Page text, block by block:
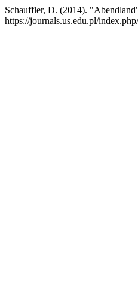
Schauffler, D. (2014).
https://journals.us.edu.pl/